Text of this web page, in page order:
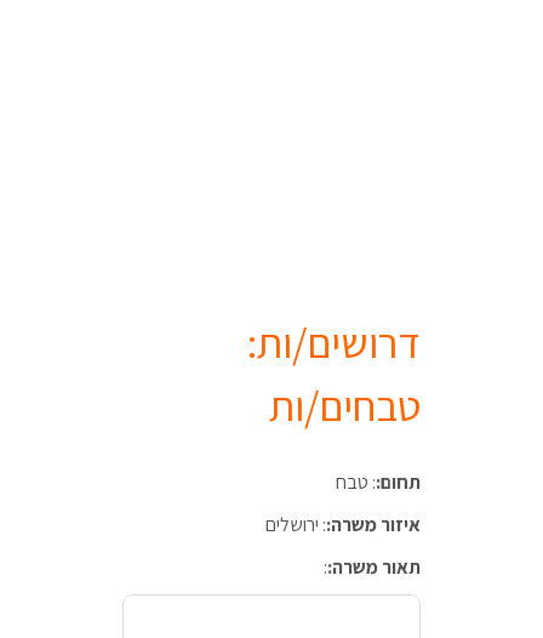
דרושים/ות:
טבחים/ות
תחום:: טבח
איזור משרה:: ירושלים
תאור משרה::